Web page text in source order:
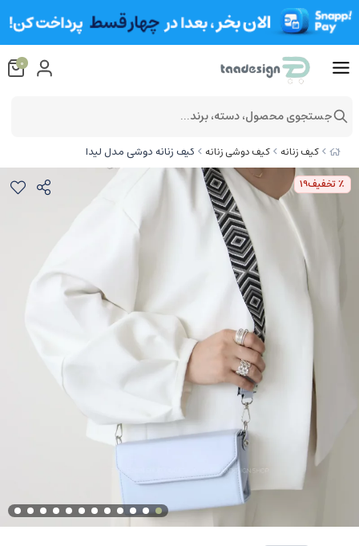
کیف زنانه کیف دوشی زنانه کیف زنانه دوشی مدل لیدا
٪ تخفیف19
0
جستجوی محصول، دسته، برند...